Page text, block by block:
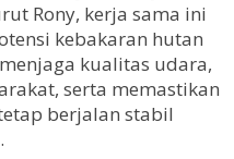
Rony, kerja sama ini
kebakaran hutan
kualitas udara,
serta memastikan
berjalan stabil